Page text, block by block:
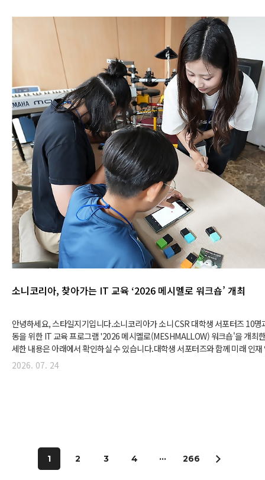
가한 6가지 라인업으로 소비자 선택 폭 넓혀 소니코리아가 플래그십 무선 노이
소니코리아, 찾아가는 IT 교육 ‘2026 메시멜로 워크숍’ 개최
안녕하세요, 스타일지기입니다.소니코리아가 소니 CSR 대학생 서포터즈 10명
동을 위한 IT 교육 프로그램 '2026 메시멜로(MESHMALLOW) 워크숍'을 개최
세한 내용은 아래에서 확인하실 수 있습니다.대학생 서포터즈와 함께 미래 인
아가는 IT 교육 ‘2026 메시멜로 워크숍’ 개최 - 서울·대구 권역 지역 아동센터
2026. 07. 24
1 2 3 4 ··· 266